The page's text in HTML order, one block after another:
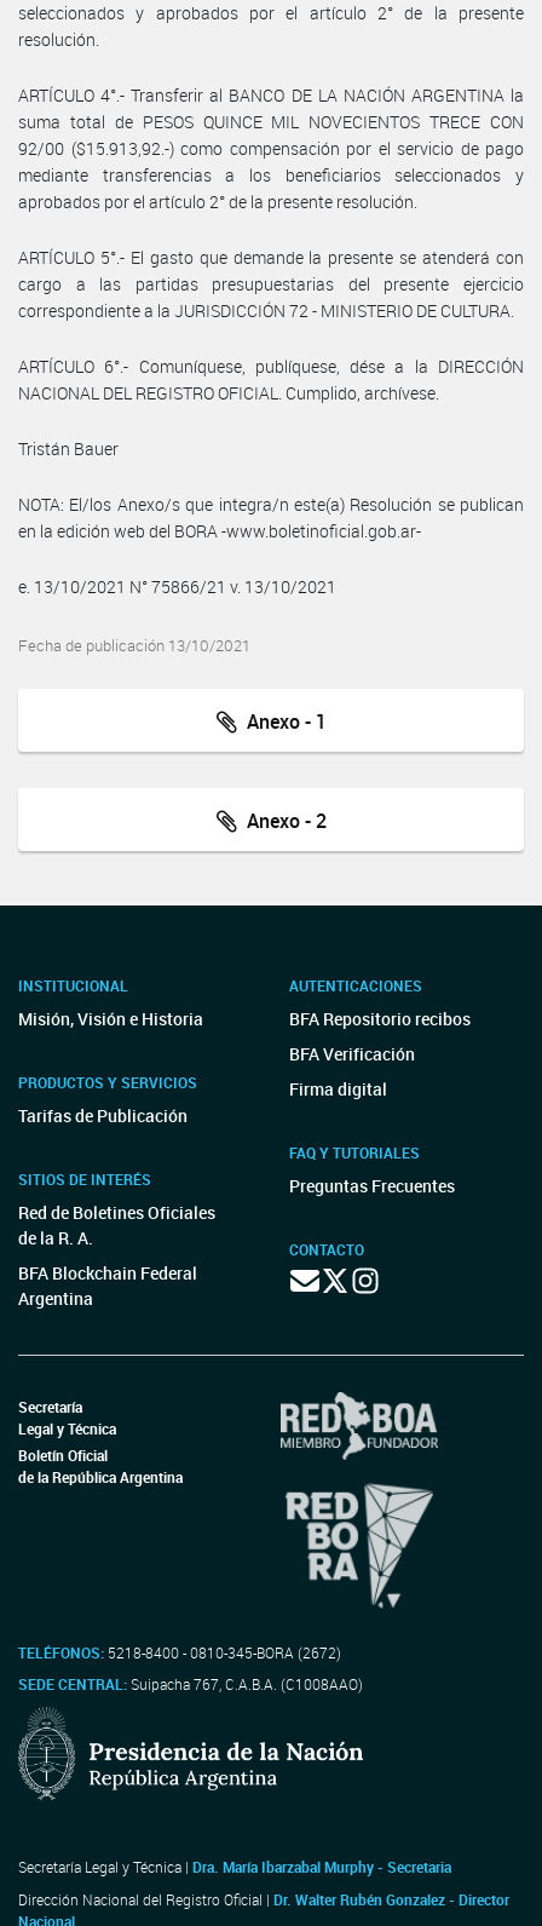
seleccionados y aprobados por el artículo 2° de la presente
resolución.
ARTÍCULO 4°.- Transferir al BANCO DE LA NACIÓN ARGENTINA la
suma total de PESOS QUINCE MIL NOVECIENTOS TRECE CON
92/00 ($15.913,92.-) como compensación por el servicio de pago
mediante transferencias a los beneficiarios seleccionados y
aprobados por el artículo 2° de la presente resolución.
ARTÍCULO 5°.- El gasto que demande la presente se atenderá con
cargo a las partidas presupuestarias del presente ejercicio
correspondiente a la JURISDICCIÓN 72 - MINISTERIO DE CULTURA.
ARTÍCULO 6°.- Comuníquese, publíquese, dése a la DIRECCIÓN
NACIONAL DEL REGISTRO OFICIAL. Cumplido, archívese.
Tristán Bauer
NOTA: El/los Anexo/s que integra/n este(a) Resolución se publican
en la edición web del BORA -www.boletinoficial.gob.ar-
e. 13/10/2021 N° 75866/21 v. 13/10/2021
Fecha de publicación 13/10/2021
Anexo - 1
Anexo - 2
INSTITUCIONAL
Misión, Visión e Historia
PRODUCTOS Y SERVICIOS
Tarifas de Publicación
SITIOS DE INTERÉS
Red de Boletines Oficiales
de la R. A.
BFA Blockchain Federal
Argentina
AUTENTICACIONES
BFA Repositorio recibos
BFA Verificación
Firma digital
FAQ Y TUTORIALES
Preguntas Frecuentes
CONTACTO
Secretaría
Legal y Técnica
Boletín Oficial
de la República Argentina
TELÉFONOS: 5218-8400 - 0810-345-BORA (2672)
SEDE CENTRAL:Suipacha 767, C.A.B.A. (C1008AAO)
Secretaría Legal y Técnica | Dra. María Ibarzabal Murphy - Secretaria
Dirección Nacional del Registro Oficial | Dr. Walter Rubén Gonzalez - Director
Nacional